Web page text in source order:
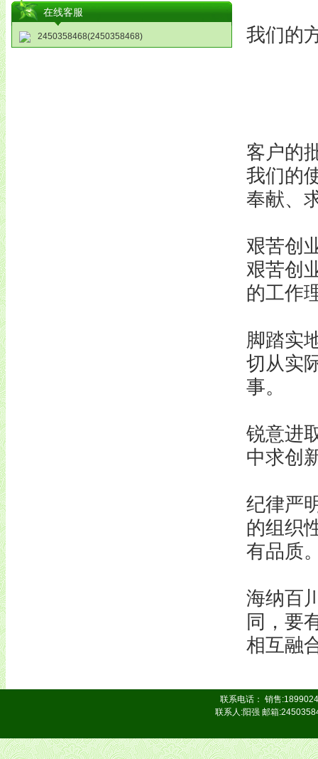
在线客服
2450358468(2450358468) 我们的
客户的
我们的
奉献、
艰苦创
艰苦创
的工作
脚踏实
切从实
事。
锐意进
中求创
纪律严
的组织
有品质
海纳百
同，要
相互融
联系电话： 销售
联系人:阳强 邮箱